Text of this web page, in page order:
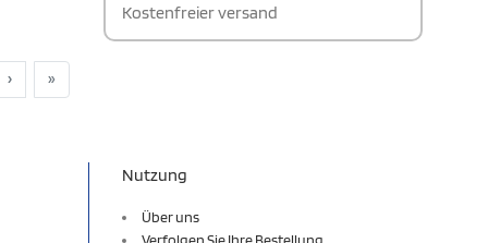
Kostenfreier versand
› »
Nutzung
Über uns